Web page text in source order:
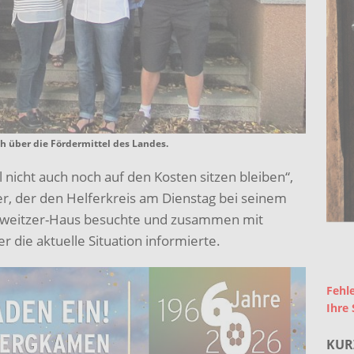
über die Fördermittel des Landes.
auch noch auf den Kosten sitzen bleiben“,
der den Helferkreis am Dienstag bei seinem
Haus besuchte und zusammen mit
die aktuelle Situation informierte.
Ihre